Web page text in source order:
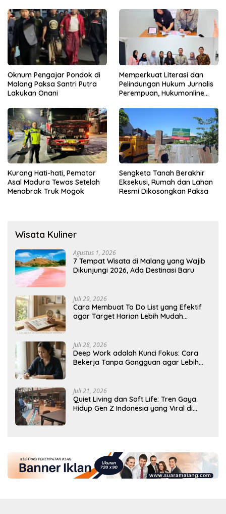
Oknum Pengajar Pondok di
Malang Paksa Santri Putra
Lakukan Onani
Memperkuat Literasi dan
Pelindungan Hukum Jurnalis
Perempuan, Hukumonline
Gratis
Kurang Hati-hati, Pemotor
Asal Madura Tewas Setelah
Menabrak Truk Mogok
Sengketa Tanah Berakhir
Eksekusi, Rumah dan Lahan
Resmi Dikosongkan Paksa
Wisata Kuliner
Agustus 1, 2026
7 Tempat Wisata di Malang yang Wajib
Dikunjungi 2026, Ada Destinasi Baru
Juli 29, 2026
Cara Membuat To Do List yang Efektif
agar Target Harian Lebih Mudah
Juli 28, 2026
Deep Work adalah Kunci Fokus: Cara
Bekerja Tanpa Gangguan agar Lebih
Juli 21, 2026
Quiet Living dan Soft Life: Tren Gaya
Hidup Gen Z Indonesia yang Viral di